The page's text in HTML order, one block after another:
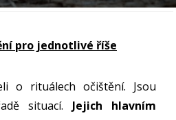
pro jednotlivé říše
o rituálech očištění. Jsou
situací. Jejich hlavním